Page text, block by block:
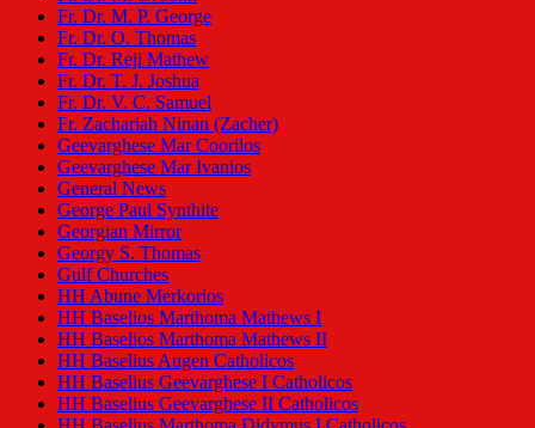
Fr. Dr. M. P. George
Fr. Dr. O. Thomas
Fr. Dr. Reji Mathew
Fr. Dr. T. J. Joshua
Fr. Dr. V. C. Samuel
Fr. Zachariah Ninan (Zacher)
Geevarghese Mar Coorilos
Geevarghese Mar Ivanios
General News
George Paul Synthite
Georgian Mirror
Georgy S. Thomas
Gulf Churches
HH Abune Merkorios
HH Baselios Marthoma Mathews I
HH Baselios Marthoma Mathews II
HH Baselius Augen Catholicos
HH Baselius Geevarghese I Catholicos
HH Baselius Geevarghese II Catholicos